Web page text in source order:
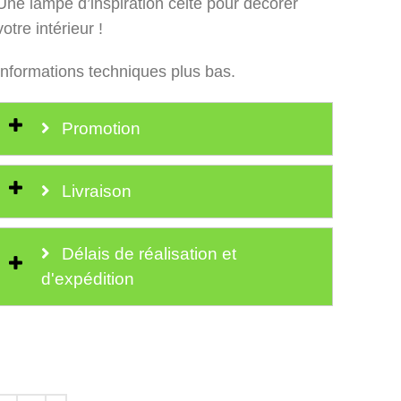
intérieur !
techniques plus bas.
Promotion
Livraison
Délais de réalisation et
d'expédition